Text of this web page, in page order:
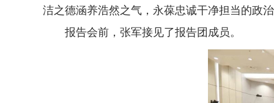
洁之德涵养浩然之气，永葆忠诚干净担当的政
报告会前，张军接见了报告团成员。